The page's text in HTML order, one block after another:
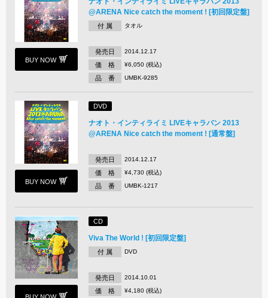
BUY NOW
@ARENA Nice catch the moment ! [初回限定盤]
付 属 タオル
発売日 2014.12.17
価 格 ¥6,050 (税込)
品 番 UMBK-9285
BUY NOW
DVD
ナオト・インティライミ LIVEキャラバン 2013
@ARENA Nice catch the moment ! [通常盤]
発売日 2014.12.17
価 格 ¥4,730 (税込)
品 番 UMBK-1217
CD
Viva The World ! [初回限定盤]
付 属 DVD
発売日 2014.10.01
価 格 ¥4,180 (税込)